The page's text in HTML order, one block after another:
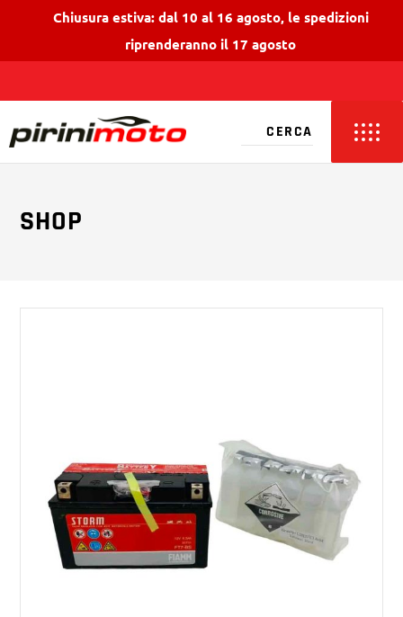
Chiusura estiva: dal 10 al 16 agosto, le spedizioni
riprenderanno il 17 agosto
SHOP